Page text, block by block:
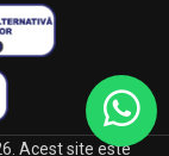
Acest site este